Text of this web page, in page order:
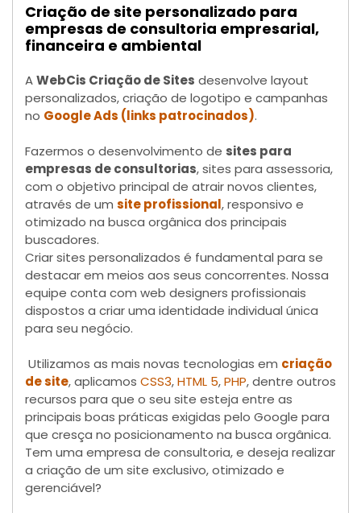
Criação de site personalizado para
empresas de consultoria empresarial,
financeira e ambiental
AWebCis Criação de Sites desenvolve layout
personalizados, criação de logotipo e campanhas
no Google Ads (links patrocinados).
Fazermos o desenvolvimento de sites para
empresas de consultorias, sites para assessoria,
com o objetivo principal de atrair novos clientes,
através de um site profissional, responsivo e
otimizado na busca orgânica dos principais
buscadores.
Criar sites personalizados é fundamental para se
destacar em meios aos seus concorrentes. Nossa
equipe conta com web designers profissionais
dispostos a criar uma identidade individual única
para seu negócio.
Utilizamos as mais novas tecnologias em criação
de site, aplicamos CSS3,HTML 5,PHP, dentre outros
recursos para que o seu site esteja entre as
principais boas práticas exigidas pelo Google para
que cresça no posicionamento na busca orgânica.
Tem uma empresa de consultoria, e deseja realizar
a criação de um site exclusivo, otimizado e
gerenciável?